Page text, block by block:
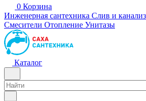
0 Корзина
Инженерная сантехника Слив и
Смесители Отопление Унитазы
Каталог